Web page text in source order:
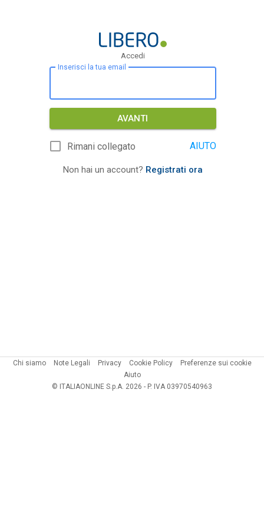
Accedi
Inserisci la tua email
AVANTI
Rimani collegato AIUTO
Non hai un account? Registrati ora
Chi siamo Note Legali Privacy Cookie Policy
Preferenze sui cookie
Aiuto
© ITALIAONLINE S.p.A. 2026 - P. IVA 03970540963